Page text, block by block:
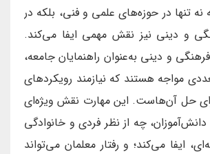
تنها در حوزه‌های علمی و فنی، بلکه در
و دینی نیز نقش مهمی ایفا می‌کند.
و دینی به‌عنوان راهنمایان جامعه،
مواجه هستند که نیازمند رویکردهای
حل آن‌هاست. این مهارت نقش ویژه‌ای
چه از نظر فردی و خانوادگی
ایفا می‌کند؛ و رفتار معلمان می‌تواند